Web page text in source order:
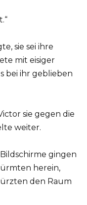
sie sei ihre
mit eisiger
bei ihr geblieben
sie gegen die
weiter.
gingen
herein,
den Raum